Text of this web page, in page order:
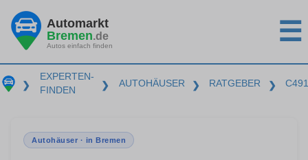
Automarkt
Bremen.de
Autos einfach finden ☰
❯
EXPERTEN-
FINDEN
❯ AUTOHÄUSER ❯ RATGEBER ❯
Autohäuser · in Bremen